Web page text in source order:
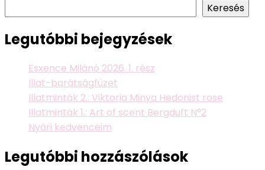
Keresés
Legutóbbi bejegyzések
Esxence Milánó 2026. 1. rész
Illat-barátságfüzet
Illatminták 2.: Viktoria Minya Hedonist rose
Illatminták 1.: Art of scent Bergduft N°2
Nyári kedvenceim
Legutóbbi hozzászólások